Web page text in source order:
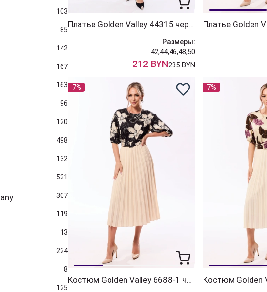
103
85
142
167
163
96
120
498
132
531
307
119
13
224
8
125
Платье Golden Valley 44315 черный
Размеры:
42,44,46,48,50
212 BYN235 BYN
7%
Костюм Golden Valley 6688-1 черно-бежевый
7%